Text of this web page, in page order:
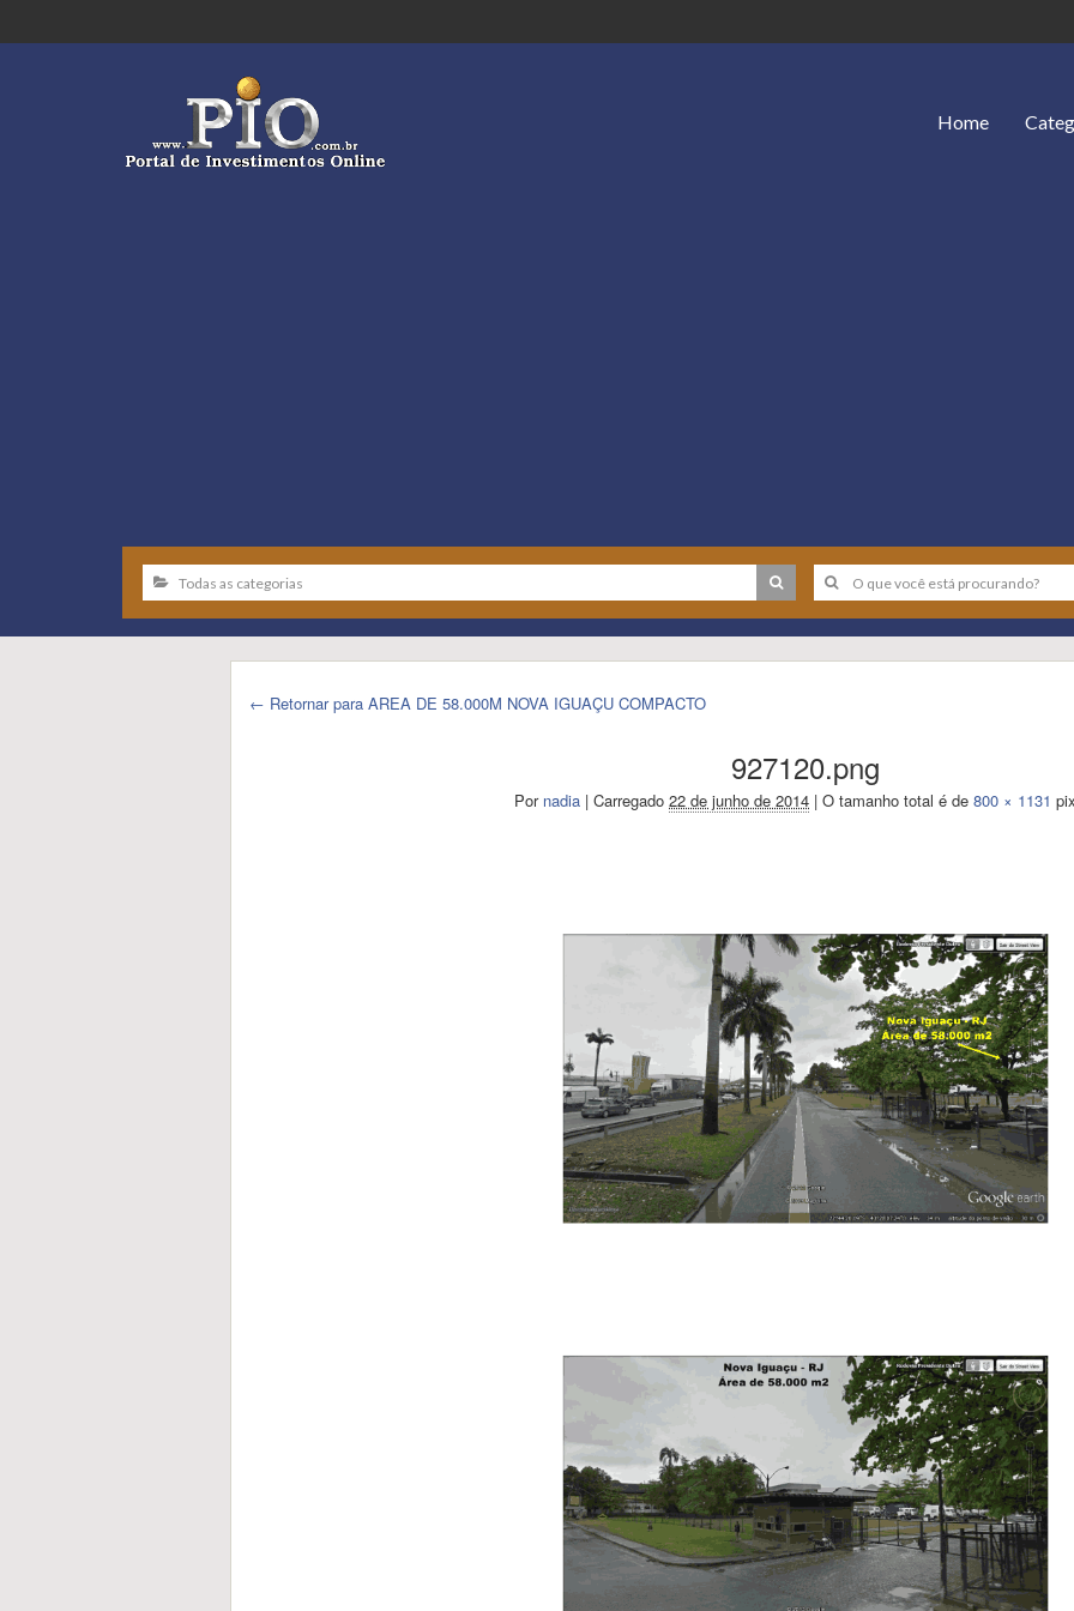
Home
← Retornar para AREA DE 58.000M NOVA IGUAÇU COMPACTO
927120.png
Por nadia | Carregado 22 de junho de 2014 | O tamanho total é de 800 × 1131